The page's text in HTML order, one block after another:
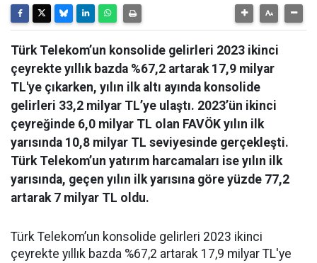
Türk Telekom’un konsolide gelirleri 2023 ikinci
çeyrekte yıllık bazda %67,2 artarak 17,9 milyar
TL'ye çıkarken, yılın ilk altı ayında konsolide
gelirleri 33,2 milyar TL’ye ulaştı. 2023’ün ikinci
çeyreğinde 6,0 milyar TL olan FAVÖK yılın ilk
yarısında 10,8 milyar TL seviyesinde gerçekleşti.
Türk Telekom’un yatırım harcamaları ise yılın ilk
yarısında, geçen yılın ilk yarısına göre yüzde 77,2
artarak 7 milyar TL oldu.
Türk Telekom’un konsolide gelirleri 2023 ikinci
çeyrekte yıllık bazda %67,2 artarak 17,9 milyar TL'ye